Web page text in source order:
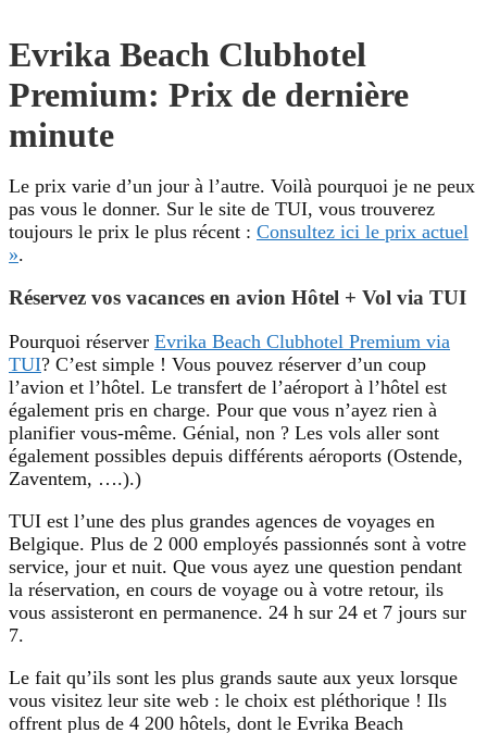
Evrika Beach Clubhotel
Premium: Prix de dernière
minute
Le prix varie d’un jour à l’autre. Voilà pourquoi je ne peux
pas vous le donner. Sur le site de TUI, vous trouverez
toujours le prix le plus récent : Consultez ici le prix actuel
».
Réservez vos vacances en avion Hôtel + Vol via TUI
Pourquoi réserver Evrika Beach Clubhotel Premium via
TUI? C’est simple ! Vous pouvez réserver d’un coup
l’avion et l’hôtel. Le transfert de l’aéroport à l’hôtel est
également pris en charge. Pour que vous n’ayez rien à
planifier vous-même. Génial, non ? Les vols aller sont
également possibles depuis différents aéroports (Ostende,
Zaventem, ….).)
TUI est l’une des plus grandes agences de voyages en
Belgique. Plus de 2 000 employés passionnés sont à votre
service, jour et nuit. Que vous ayez une question pendant
la réservation, en cours de voyage ou à votre retour, ils
vous assisteront en permanence. 24 h sur 24 et 7 jours sur
7.
Le fait qu’ils sont les plus grands saute aux yeux lorsque
vous visitez leur site web : le choix est pléthorique ! Ils
offrent plus de 4 200 hôtels, dont le Evrika Beach